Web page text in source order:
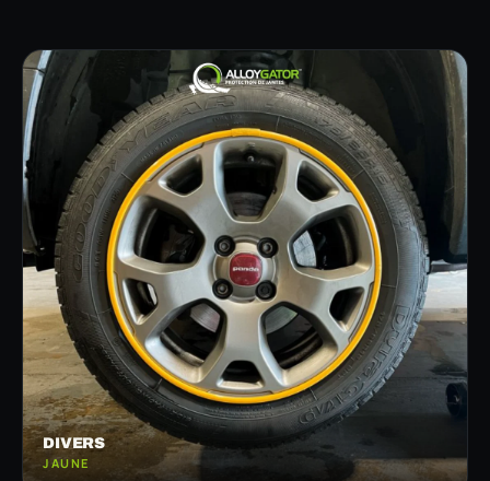
DIVERS
JAUNE